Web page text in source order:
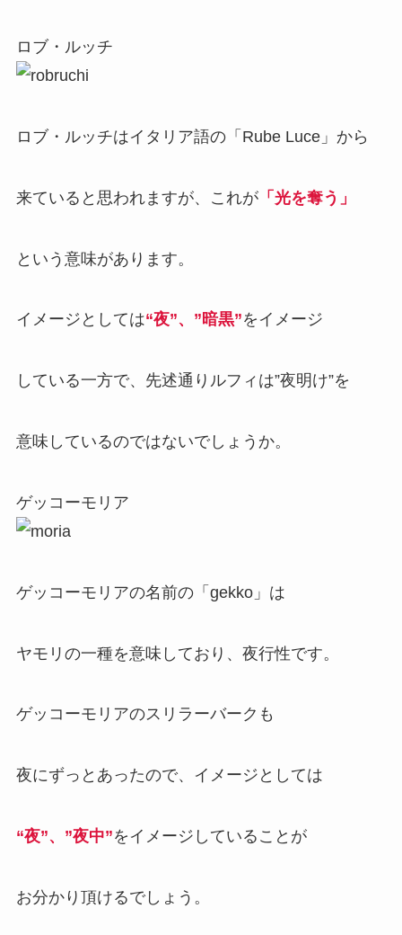
ロブ・ルッチ
ロブ・ルッチはイタリア語の「Rube Luce」から
来ていると思われますが、これが「光を奪う」
という意味があります。
イメージとしては“夜”、”暗黒”をイメージ
している一方で、先述通りルフィは”夜明け”を
意味しているのではないでしょうか。
ゲッコーモリア
ゲッコーモリアの名前の「gekko」は
ヤモリの一種を意味しており、夜行性です。
ゲッコーモリアのスリラーバークも
夜にずっとあったので、イメージとしては
“夜”、”夜中”をイメージしていることが
お分かり頂けるでしょう。